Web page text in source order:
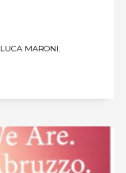
LUCA MARONI,